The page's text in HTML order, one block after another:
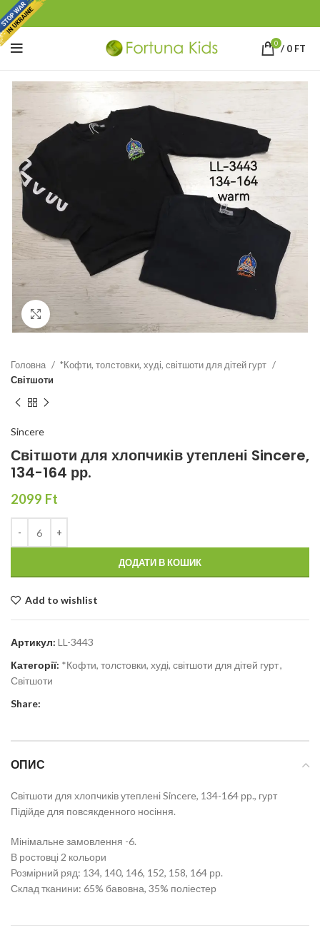
0 / 0 FT
Click to enlarge
Головна
*Кофти, толстовки, худі, світшоти для дітей гурт
Світшоти
Sincere
Світшоти для хлопчиків утеплені Sincere,
134-164 рр.
2099 Ft
ДОДАТИ В КОШИК
Add to wishlist
Артикул: LL-3443
Категорії: *Кофти, толстовки, худі, світшоти для дітей гурт,
Світшоти
Share:
ОПИС
Світшоти для хлопчиків утеплені Sincere, 134-164 рр., гурт
Підійде для повсякденного носіння.
Мінімальне замовлення -6.
В ростовці 2 кольори
Розмірний ряд: 134, 140, 146, 152, 158, 164 рр.
Склад тканини: 65% бавовна, 35% поліестер